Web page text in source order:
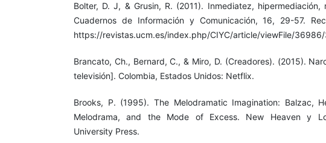
Bolter, D. J, & Grusin, R. (2011). Inmediatez, hipermediación,
Cuadernos de Información y Comunicación, 16, 29-57.
https://revistas.ucm.es/index.php/CIYC/article/viewFile/
Brancato, Ch., Bernard, C., & Miro, D. (Creadores). (2015).
televisión]. Colombia, Estados Unidos: Netflix.
Brooks, P. (1995). The Melodramatic Imagination: Balzac,
Melodrama, and the Mode of Excess. New Heaven y
University Press.